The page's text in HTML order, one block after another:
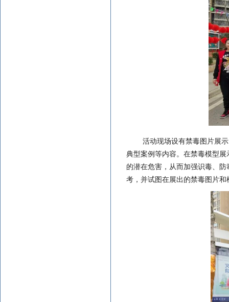
活动现场设有禁毒图片展
典型案例等内容。在禁毒模型
的潜在危害，从而加强识毒、
考，并试图在展出的禁毒图片